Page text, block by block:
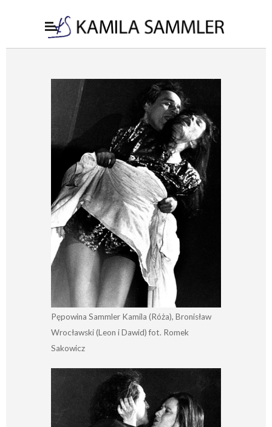
Pępowina Sammler Kamila (Róża), Bronisław
Wrocławski (Leon i Dawid) fot. Romek
Sakowicz